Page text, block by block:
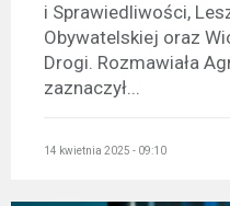
i Sprawiedliwości,
Obywatelskiej oraz
Drogi. Rozmawiała
zaznaczył...
14 kwietnia 2025 - 09:10